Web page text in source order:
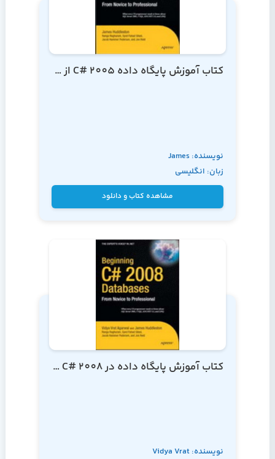
کتاب آموزش پایگاه داده C# 2005 از مقدماتی تا پیشرفته
نویسنده: James
Huddleston
زبان: انگلیسی
مشاهده کتاب و دانلود
کتاب آموزش پایگاه داده در C# 2008 از مقدماتی تا پیشرفته
نویسنده: Vidya Vrat